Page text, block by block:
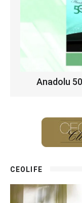
Anadolu
CEOLIFE